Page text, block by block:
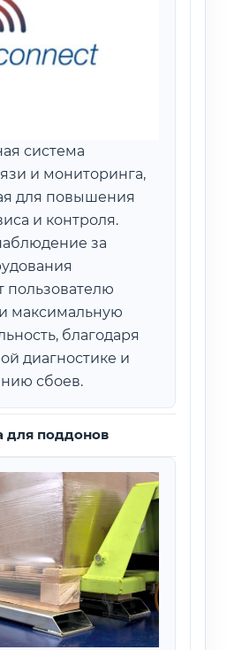
система
и мониторинга,
для повышения
и контроля.
за
пользователю
максимальную
благодаря
диагностике и
сбоев.
для поддонов